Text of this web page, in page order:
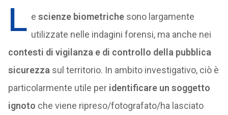
L e scienze biometrichesono largamente
utilizzate nelle indagini forensi, ma anche nei
contesti di vigilanza e di controllo della pubblica
sicurezza sul territorio. In ambito investigativo, ciò è
particolarmente utile per identificare un soggetto
ignoto che viene ripreso/fotografato/ha lasciato